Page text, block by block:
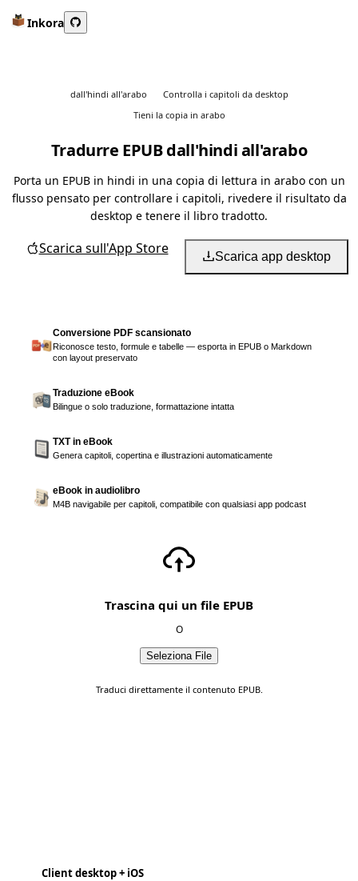
Inkora
dall'hindi all'arabo
Controlla i capitoli da desktop
Tieni la copia in arabo
Tradurre EPUB dall'hindi all'arabo
Porta un EPUB in hindi in una copia di lettura in arabo con un
flusso pensato per controllare i capitoli, rivedere il risultato da
desktop e tenere il libro tradotto.
Scarica sull'App Store Scarica app desktop
Conversione PDF scansionato
Riconosce testo, formule e tabelle — esporta in EPUB o Markdown
con layout preservato
Traduzione eBook
Bilingue o solo traduzione, formattazione intatta
TXT in eBook
Genera capitoli, copertina e illustrazioni automaticamente
eBook in audiolibro
M4B navigabile per capitoli, compatibile con qualsiasi app podcast
Trascina qui un file EPUB
O
Seleziona File
Traduci direttamente il contenuto EPUB.
Client desktop + iOS